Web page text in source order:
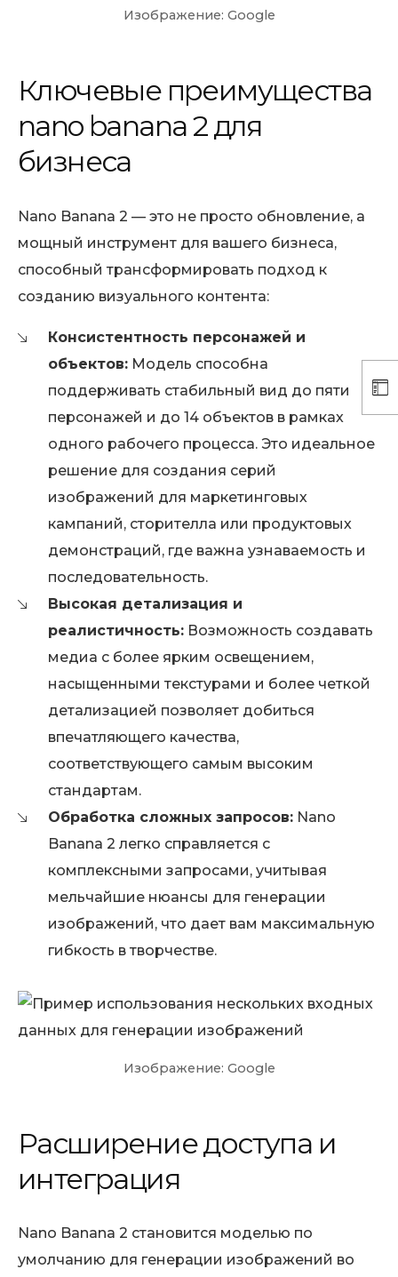
Изображение: Google
Ключевые преимущества
nano banana 2 для
бизнеса
Nano Banana 2 — это не просто обновление, а
мощный инструмент для вашего бизнеса,
способный трансформировать подход к
созданию визуального контента:
Консистентность персонажей и
объектов: Модель способна
поддерживать стабильный вид до пяти
персонажей и до 14 объектов в рамках
одного рабочего процесса. Это идеальное
решение для создания серий
изображений для маркетинговых
кампаний, сторителла или продуктовых
демонстраций, где важна узнаваемость и
последовательность.
Высокая детализация и
реалистичность: Возможность создавать
медиа с более ярким освещением,
насыщенными текстурами и более четкой
детализацией позволяет добиться
впечатляющего качества,
соответствующего самым высоким
стандартам.
Обработка сложных запросов: Nano
Banana 2 легко справляется с
комплексными запросами, учитывая
мельчайшие нюансы для генерации
изображений, что дает вам максимальную
гибкость в творчестве.
Изображение: Google
Расширение доступа и
интеграция
Nano Banana 2 становится моделью по
умолчанию для генерации изображений во